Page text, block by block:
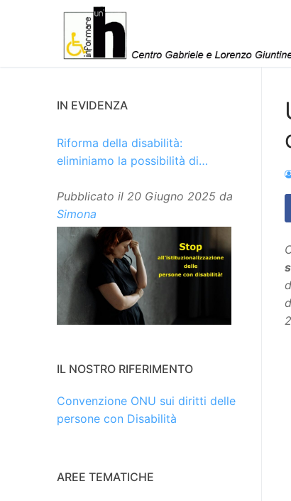
IN EVIDENZA
Riforma della disabilità:
eliminiamo la possibilità di
Pubblicato il 20 Giugno 2025 da
Simona
IL NOSTRO RIFERIMENTO
Convenzione ONU sui diritti delle
persone con Disabilità
AREE TEMATICHE